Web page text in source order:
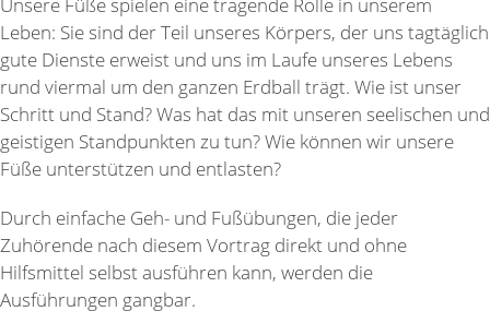
Leben: Sie sind der Teil unseres Körpers, der uns tagtäglich
gute Dienste erweist und uns im Laufe unseres Lebens
rund viermal um den ganzen Erdball trägt. Wie ist unser
Schritt und Stand? Was hat das mit unseren seelischen und
geistigen Standpunkten zu tun? Wie können wir unsere
Füße unterstützen und entlasten?
Durch einfache Geh- und Fußübungen, die jeder
Zuhörende nach diesem Vortrag direkt und ohne
Hilfsmittel selbst ausführen kann, werden die
Ausführungen gangbar.